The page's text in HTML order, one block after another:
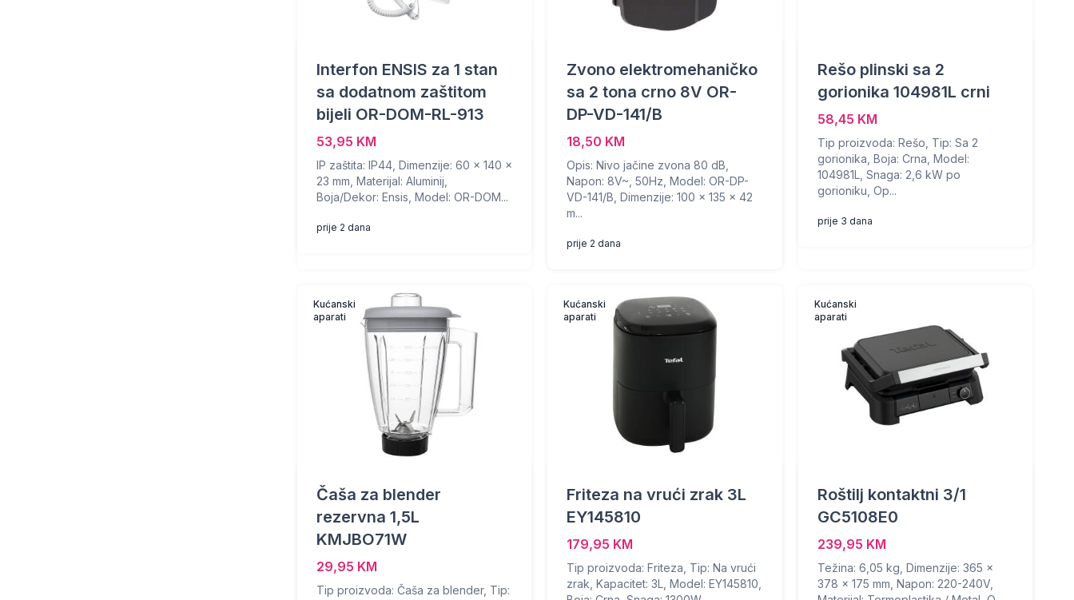
Interfon ENSIS za 1 stan
sa dodatnom zaštitom
bijeli OR-DOM-RL-913
53,95 KM
IP zaštita: IP44, Dimenzije: 60 x 140 x
23 mm, Materijal: Aluminij,
Boja/Dekor: Ensis, Model: OR-DOM...
prije 2 dana
Zvono elektromehaničko
sa 2 tona crno 8V OR-
DP-VD-141/B
18,50 KM
Opis: Nivo jačine zvona 80 dB,
Napon: 8V~, 50Hz, Model: OR-DP-
VD-141/B, Dimenzije: 100 x 135 x 42
m...
prije 2 dana
Rešo plinski sa 2
gorionika 104981L crni
58,45 KM
Tip proizvoda: Rešo, Tip: Sa 2
gorionika, Boja: Crna, Model:
104981L, Snaga: 2,6 kW po
gorioniku, Op...
prije 3 dana
Kućanski
aparati
Čaša za blender
rezervna 1,5L
KMJBO71W
29,95 KM
Tip proizvoda: Čaša za blender, Tip:
Kućanski
aparati
Friteza na vrući zrak 3L
EY145810
179,95 KM
Tip proizvoda: Friteza, Tip: Na vrući
zrak, Kapacitet: 3L, Model: EY145810,
Kućanski
aparati
Roštilj kontaktni 3/1
GC5108E0
239,95 KM
Težina: 6,05 kg, Dimenzije: 365 x
378 x 175 mm, Napon: 220-240V,